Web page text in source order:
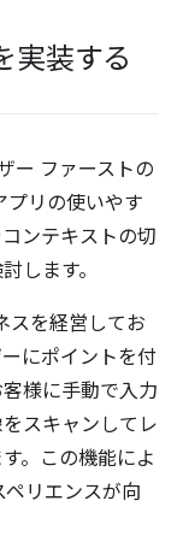
実装する
ー ファーストの
プリの使いやす
ンテキストの切
します。
スを経営してお
にポイントを付
様に手動で入力
スキャンしてレ
。この機能によ
ペリエンスが向